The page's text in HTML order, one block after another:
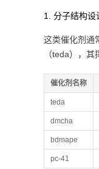
1. 分子结构设
这类催化剂通
（teda），其
催化剂名称
teda
dmcha
bdmape
pc-41